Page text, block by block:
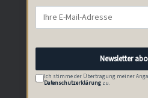
Newsletter
Ich stimme der Übertragung meiner
Datenschutzerklärung zu.